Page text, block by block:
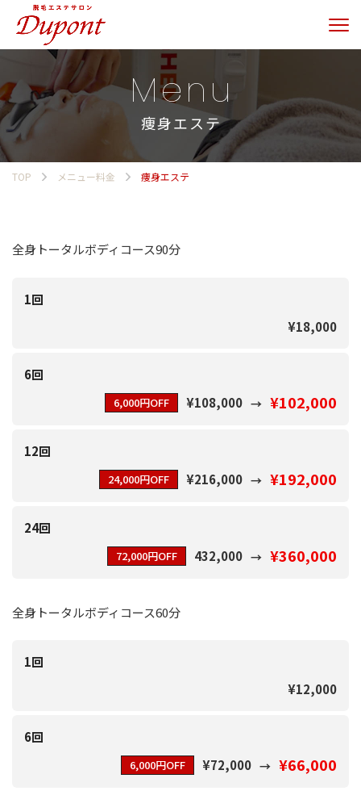
Menu
痩身エステ
TOP メニュー料金 痩身エステ
全身トータルボディコース90分
1回
¥18,000
6回
6,000円OFF ¥108,000 ¥102,000
12回
24,000円OFF ¥216,000 ¥192,000
24回
72,000円OFF 432,000 ¥360,000
全身トータルボディコース60分
1回
¥12,000
6回
6,000円OFF ¥72,000 ¥66,000